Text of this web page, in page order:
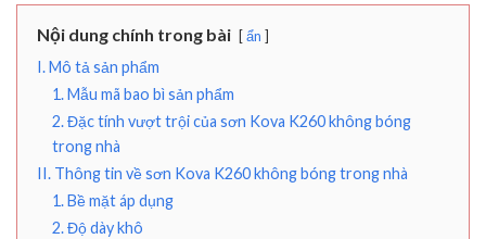
Nội dung chính trong bài ẩn
I. Mô tả sản phẩm
1. Mẫu mã bao bì sản phẩm
2. Đặc tính vượt trội của sơn Kova K260 không bóng
trong nhà
II. Thông tin về sơn Kova K260 không bóng trong nhà
1. Bề mặt áp dụng
2. Độ dày khô